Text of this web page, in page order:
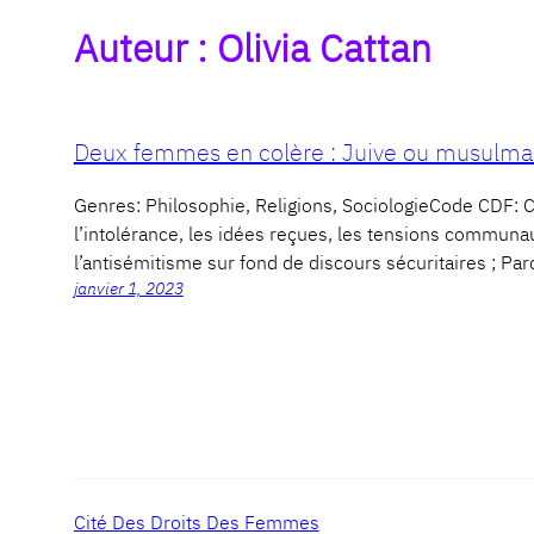
Auteur : Olivia Cattan
Deux femmes en colère : Juive ou
Genres: Philosophie, Religions, SociologieCode
l’intolérance, les idées reçues, les tensions
l’antisémitisme sur fond de discours sécuritaires ;
janvier 1, 2023
Cité Des Droits Des Femmes